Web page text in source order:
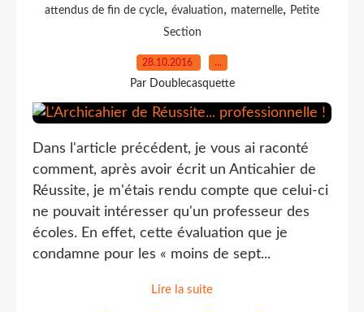
attendus de fin de cycle, évaluation, maternelle, Petite
Section
28.10.2016 …
Par Doublecasquette
Dans l'article précédent, je vous ai raconté
comment, après avoir écrit un Anticahier de
Réussite, je m'étais rendu compte que celui-ci
ne pouvait intéresser qu'un professeur des
écoles. En effet, cette évaluation que je
condamne pour les « moins de sept...
Lire la suite